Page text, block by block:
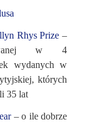
Rhys Prize –
w 4
wydanych w
których
35 lat
– o ile dobrze